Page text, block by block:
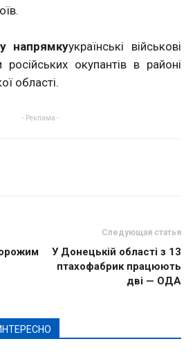
напрямкуукраїнські військові
російських окупантів в районі
області.
- Реклама -
Следующая статья
У Донецькій області з 13
птахофабрик працюють
дві — ОДА